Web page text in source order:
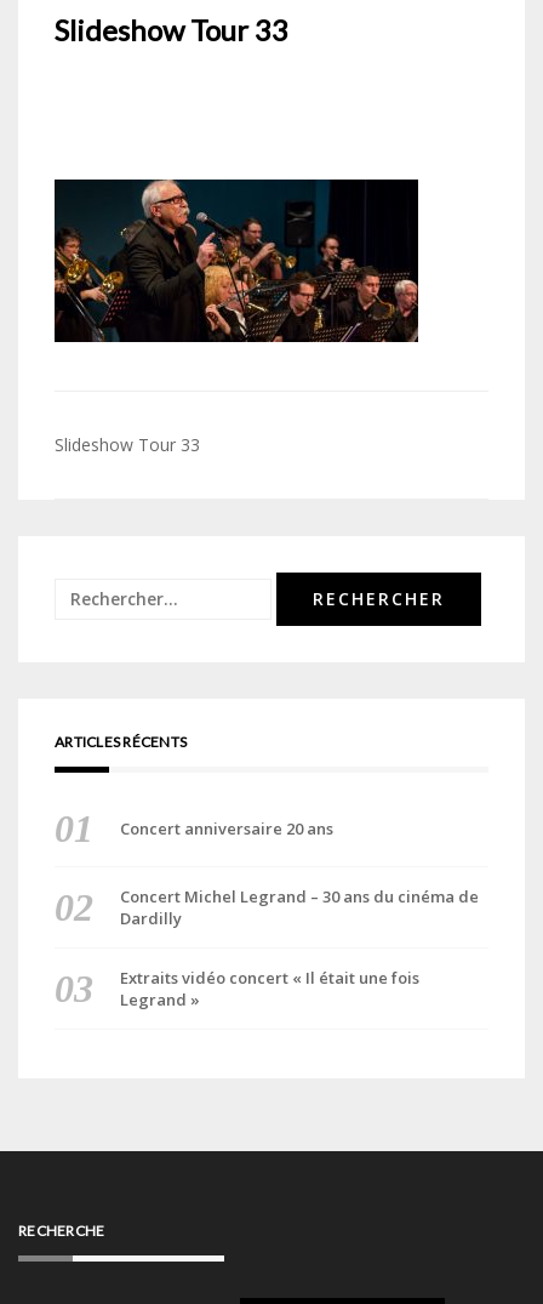
Slideshow Tour 33
Navigation
Slideshow Tour 33
Rechercher :
ARTICLES RÉCENTS
Concert anniversaire 20 ans
Concert Michel Legrand – 30 ans du cinéma de
Dardilly
Extraits vidéo concert « Il était une fois
Legrand »
RECHERCHE